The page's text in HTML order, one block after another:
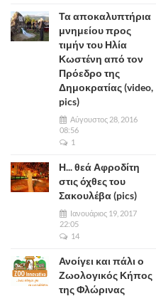
Τα αποκαλυπτήρια
μνημείου προς
τιμήν του Ηλία
Κωστένη από τον
Πρόεδρο της
Δημοκρατίας (video,
pics)
Αύγουστος 28, 2016
08:56
1
Η... θεά Αφροδίτη
στις όχθες του
Σακουλέβα (pics)
Ιανουάριος 19, 2017
22:05
14
Ανοίγει και πάλι ο
Ζωολογικός Κήπος
της Φλώρινας